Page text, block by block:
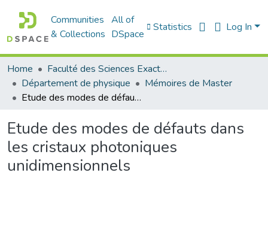
Communities
& Collections
All of
DSpace
Statistics Log In
Home
Faculté des Sciences Exactes et de l'Informatique
Département de physique
Mémoires de Master
Etude des modes de défauts dans les cristaux photoniques unidimensionnels
Etude des modes de défauts dans
les cristaux photoniques
unidimensionnels